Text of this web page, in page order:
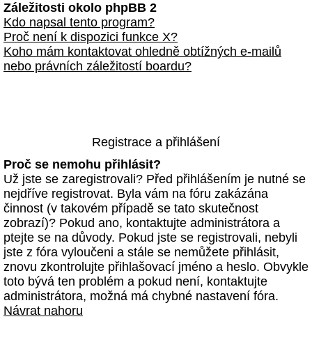
Záležitosti okolo phpBB 2
Kdo napsal tento program?
Proč není k dispozici funkce X?
Koho mám kontaktovat ohledně obtížných e-mailů
nebo právních záležitostí boardu?
Registrace a přihlášení
Proč se nemohu přihlásit?
Už jste se zaregistrovali? Před přihlášením je nutné se
nejdříve registrovat. Byla vám na fóru zakázána
činnost (v takovém případě se tato skutečnost
zobrazí)? Pokud ano, kontaktujte administrátora a
ptejte se na důvody. Pokud jste se registrovali, nebyli
jste z fóra vyloučeni a stále se nemůžete přihlásit,
znovu zkontrolujte přihlašovací jméno a heslo. Obvykle
toto bývá ten problém a pokud není, kontaktujte
administrátora, možná má chybné nastavení fóra.
Návrat nahoru